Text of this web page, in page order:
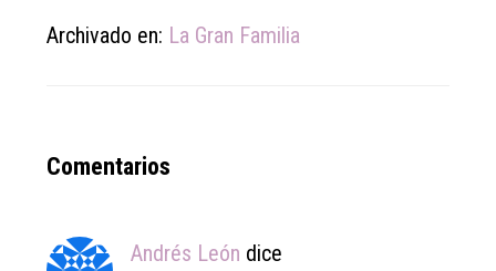
Archivado en: La Gran Familia
Reader
Comentarios
Andrés León dice